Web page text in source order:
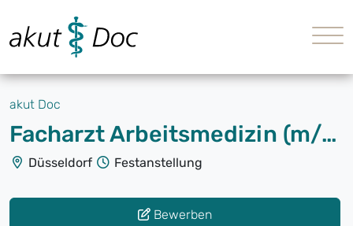
akut Doc
Facharzt Arbeitsmedizin (m/w/d) Vollzeit oder Teilzeit
Düsseldorf Festanstellung
Bewerben